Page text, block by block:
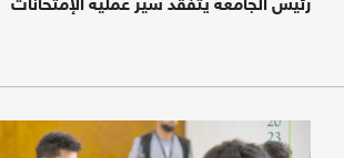
رئيس الجامعة يتفقد سير عملية الإمتحانات